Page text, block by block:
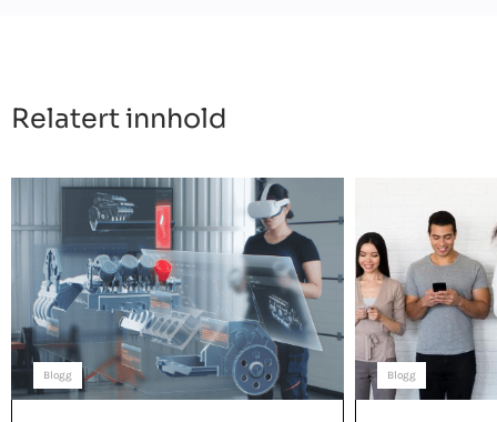
Relatert innhold
Blogg Blogg